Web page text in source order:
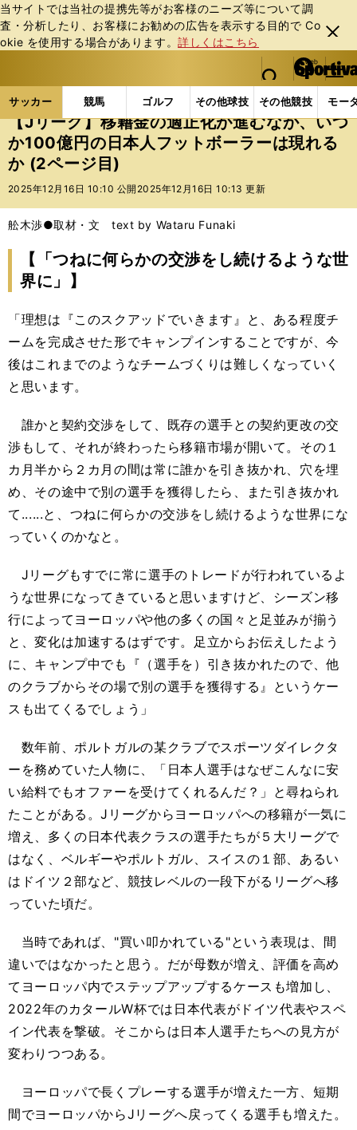
当サイトでは当社の提携先等がお客様のニーズ等について調
査・分析したり、お客様にお勧めの広告を表⽰する⽬的で Co
okie を使⽤する場合があります。詳しくはこちら
閉じ
る
web Sportiva (webスポルティーバ)
検索
マイペ
ー
ジ
メニュ
サッカー 競馬 ゴルフ その他球技 その他競技 モー
ス
ポ
ル
テ
ー
バ
サッカーの記事一覧 Jリーグ他 Jリーグ 【Jリ
【Jリーグ】移籍金の適正化が進むなか、いつ
か100億円の日本人フットボーラーは現れる
か (2ページ目)
2025年12月16日 10:10 公開 2025年12月16日 10:13 更新
舩木渉●取材・文 text by Wataru Funaki
【「つねに何らかの交渉をし続けるような世
界に」】
「理想は『このスクアッドでいきます』と、ある程度チ
ームを完成させた形でキャンプインすることですが、今
後はこれまでのようなチームづくりは難しくなっていく
と思います。
誰かと契約交渉をして、既存の選手との契約更改の交
渉もして、それが終わったら移籍市場が開いて。その１
カ月半から２カ月の間は常に誰かを引き抜かれ、穴を埋
め、その途中で別の選手を獲得したら、また引き抜かれ
て......と、つねに何らかの交渉をし続けるような世界にな
っていくのかなと。
Jリーグもすでに常に選手のトレードが行われているよ
うな世界になってきていると思いますけど、シーズン移
行によってヨーロッパや他の多くの国々と足並みが揃う
と、変化は加速するはずです。足立からお伝えしたよう
に、キャンプ中でも『（選手を）引き抜かれたので、他
のクラブからその場で別の選手を獲得する』というケー
スも出てくるでしょう」
数年前、ポルトガルの某クラブでスポーツダイレクタ
ーを務めていた人物に、「日本人選手はなぜこんなに安
い給料でもオファーを受けてくれるんだ？」と尋ねられ
たことがある。Jリーグからヨーロッパへの移籍が一気に
増え、多くの日本代表クラスの選手たちが５大リーグで
はなく、ベルギーやポルトガル、スイスの１部、あるい
はドイツ２部など、競技レベルの一段下がるリーグへ移
っていた頃だ。
当時であれば、"買い叩かれている"という表現は、間
違いではなかったと思う。だが母数が増え、評価を高め
てヨーロッパ内でステップアップするケースも増加し、
2022年のカタールW杯では日本代表がドイツ代表やスペ
イン代表を撃破。そこからは日本人選手たちへの見方が
変わりつつある。
ヨーロッパで長くプレーする選手が増えた一方、短期
間でヨーロッパからJリーグへ戻ってくる選手も増えた。